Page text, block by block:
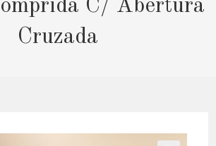
C/ Abertura
Cruzada